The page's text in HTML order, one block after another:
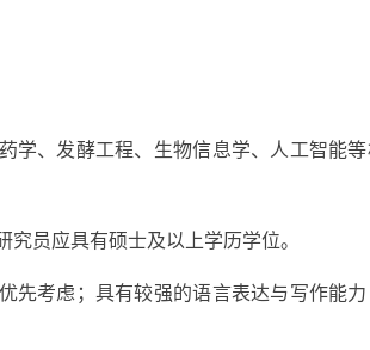
学、发酵工程、生物信息学、人工智能等
究员应具有硕士及以上学历学位。
先考虑； 具有较强的语言表达与写作能力